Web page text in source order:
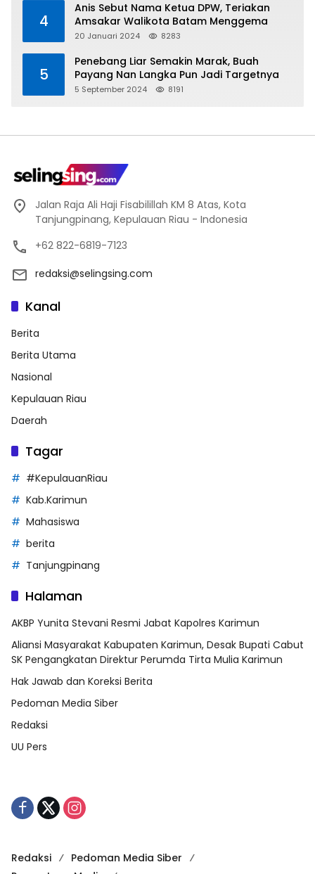
4
Anis Sebut Nama Ketua DPW, Teriakan
Amsakar Walikota Batam Menggema
20 Januari 2024 8283
5
Penebang Liar Semakin Marak, Buah
Payang Nan Langka Pun Jadi Targetnya
5 September 2024 8191
Jalan Raja Ali Haji Fisabilillah KM 8 Atas, Kota
Tanjungpinang, Kepulauan Riau - Indonesia
+62 822-6819-7123
redaksi@selingsing.com
Kanal
Berita
Berita Utama
Nasional
Kepulauan Riau
Daerah
Tagar
#KepulauanRiau
Kab.Karimun
Mahasiswa
berita
Tanjungpinang
Halaman
AKBP Yunita Stevani Resmi Jabat Kapolres Karimun
Aliansi Masyarakat Kabupaten Karimun, Desak Bupati Cabut
SK Pengangkatan Direktur Perumda Tirta Mulia Karimun
Hak Jawab dan Koreksi Berita
Pedoman Media Siber
Redaksi
UU Pers
Redaksi
Pedoman Media Siber